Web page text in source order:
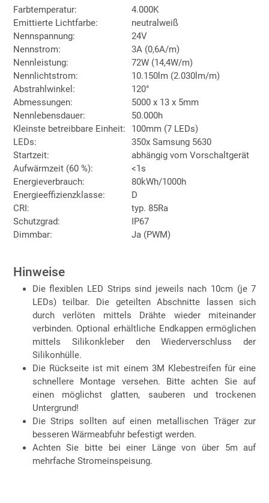
Farbtemperatur:
4.000K
Emittierte Lichtfarbe:
neutralweiß
Nennspannung:
24V
Nennstrom:
3A (0,6A/m)
Nennleistung:
72W (14,4W/m)
Nennlichtstrom:
10.150lm (2.030lm/m)
Abstrahlwinkel:
120°
Abmessungen:
5000 x 13 x 5mm
Nennlebensdauer:
50.000h
Kleinste betreibbare Einheit:
100mm (7 LEDs)
LEDs:
350x Samsung 5630
Startzeit:
abhängig vom Vorschaltgerät
Aufwärmzeit (60 %):
<1s
Energieverbrauch:
80kWh/1000h
Energieeffizienzklasse:
D
CRI:
typ. 85Ra
Schutzgrad:
IP67
Dimmbar:
Ja (PWM)
Hinweise
Die flexiblen LED Strips sind jeweils nach 10cm (je 7
LEDs) teilbar. Die geteilten Abschnitte lassen sich
durch verlöten mittels Drähte wieder miteinander
verbinden. Optional erhältliche Endkappen ermöglichen
mittels Silikonkleber den Wiederverschluss der
Silikonhülle.
Die Rückseite ist mit einem 3M Klebestreifen für eine
schnellere Montage versehen. Bitte achten Sie auf
einen möglichst glatten, sauberen und trockenen
Untergrund!
Die Strips sollten auf einen metallischen Träger zur
besseren Wärmeabfuhr befestigt werden.
Achten Sie bitte bei einer Länge von über 5m auf
mehrfache Stromeinspeisung.